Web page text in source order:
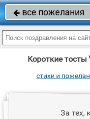
 все пожелания
Короткие тосты
стихи и
За тех,